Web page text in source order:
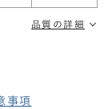
品質の詳細
事項